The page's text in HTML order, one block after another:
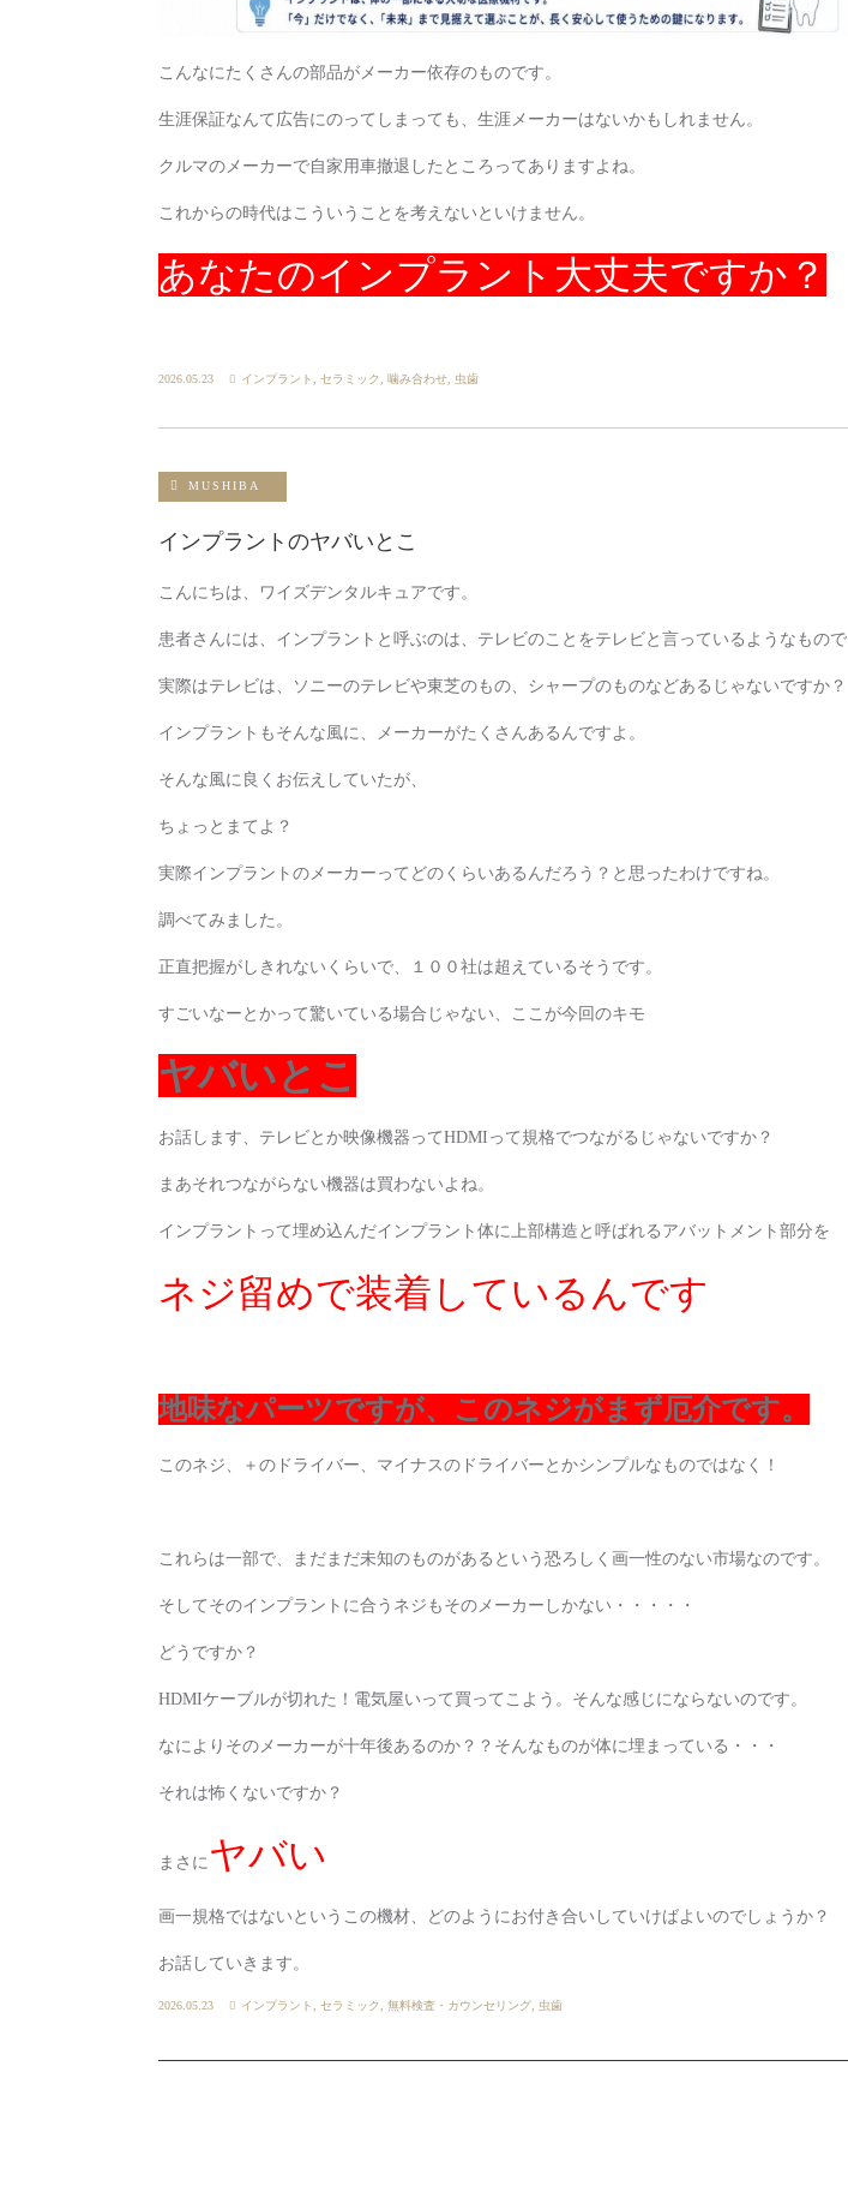
こんなにたくさんの部品がメーカー依存のものです。
生涯保証なんて広告にのってしまっても、生涯メーカーはないかもしれません。
クルマのメーカーで自家用車撤退したところってありますよね。
これからの時代はこういうことを考えないといけません。
あなたのインプラント大丈夫ですか？
2026.05.23 インプラント セラミック 噛み合わせ 虫歯
MUSHIBA
インプラントのヤバいとこ
こんにちは、ワイズデンタルキュアです。
患者さんには、インプラントと呼ぶのは、テレビのことをテレビと言っているようなもので
実際はテレビは、ソニーのテレビや東芝のもの、シャープのものなどあるじゃないですか？
インプラントもそんな風に、メーカーがたくさんあるんですよ。
そんな風に良くお伝えしていたが、
ちょっとまてよ？
実際インプラントのメーカーってどのくらいあるんだろう？と思ったわけですね。
調べてみました。
正直把握がしきれないくらいで、１００社は超えているそうです。
すごいなーとかって驚いている場合じゃない、ここが今回のキモ
ヤバいとこ
お話します、テレビとか映像機器ってHDMIって規格でつながるじゃないですか？
まあそれつながらない機器は買わないよね。
インプラントって埋め込んだインプラント体に上部構造と呼ばれるアバットメント部分を
ネジ留めで装着しているんです
地味なパーツですが、このネジがまず厄介です。
このネジ、＋のドライバー、マイナスのドライバーとかシンプルなものではなく！
これらは一部で、まだまだ未知のものがあるという恐ろしく画一性のない市場なのです。
そしてそのインプラントに合うネジもそのメーカーしかない・・・・・
どうですか？
HDMIケーブルが切れた！電気屋いって買ってこよう。そんな感じにならないのです。
なによりそのメーカーが十年後あるのか？？そんなものが体に埋まっている・・・
それは怖くないですか？
まさに ヤバい
画一規格ではないというこの機材、どのようにお付き合いしていけばよいのでしょうか？
お話していきます。
2026.05.23 インプラント セラミック 無料検査・カウンセリング 虫歯